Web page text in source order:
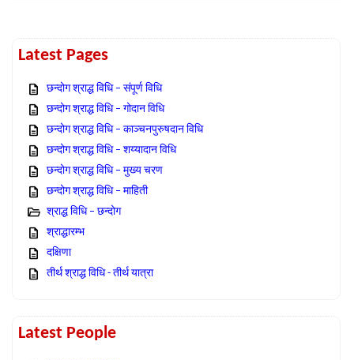
Latest Pages
छन्दोग श्राद्ध विधि – संपूर्ण विधि
छन्दोग श्राद्ध विधि – गोदान विधि
छन्दोग श्राद्ध विधि – काञ्चनपुरुषदान विधि
छन्दोग श्राद्ध विधि – शय्यादान विधि
छन्दोग श्राद्ध विधि – मुख्य चरण
छन्दोग श्राद्ध विधि – माहिती
श्राद्ध विधि – छन्दोग
श्राद्धारम्भ
दक्षिणा
तीर्थ श्राद्ध विधि - तीर्थ यात्रा
Latest People